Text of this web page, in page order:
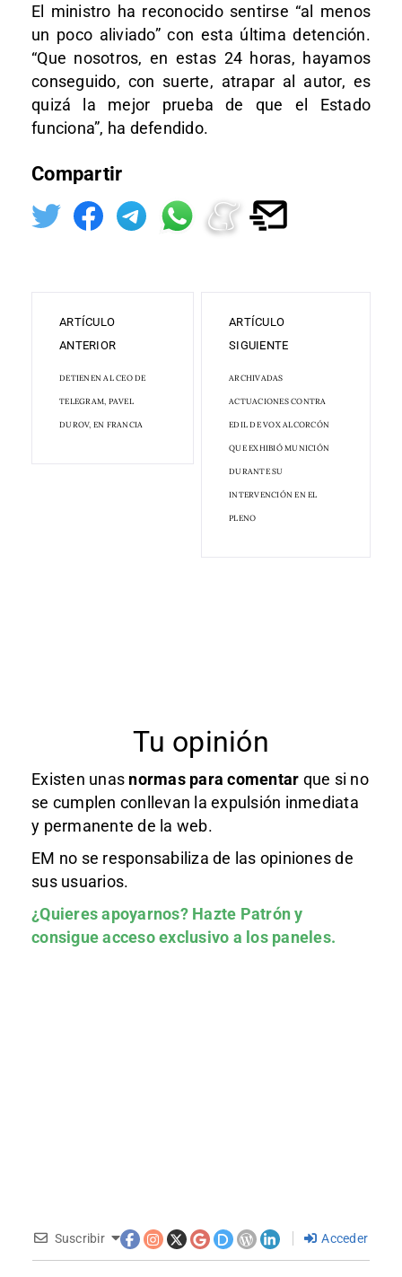
El ministro ha reconocido sentirse “al menos
un poco aliviado” con esta última detención.
“Que nosotros, en estas 24 horas, hayamos
conseguido, con suerte, atrapar al autor, es
quizá la mejor prueba de que el Estado
funciona”, ha defendido.
Compartir
ARTÍCULO
ANTERIOR
DETIENEN AL CEO DE
TELEGRAM, PAVEL
DUROV, EN FRANCIA
ARTÍCULO
SIGUIENTE
ARCHIVADAS
ACTUACIONES CONTRA
EDIL DE VOX ALCORCÓN
QUE EXHIBIÓ MUNICIÓN
DURANTE SU
INTERVENCIÓN EN EL
PLENO
Tu opinión
Existen unas normas para comentar que si no
se cumplen conllevan la expulsión inmediata
y permanente de la web.
EM no se responsabiliza de las opiniones de
sus usuarios.
¿Quieres apoyarnos? Hazte Patróny
consigue acceso exclusivo a los paneles.
Suscribir Acceder